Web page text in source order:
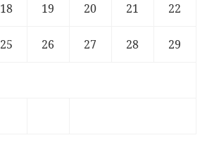
18 19 20 21 22
25 26 27 28 29